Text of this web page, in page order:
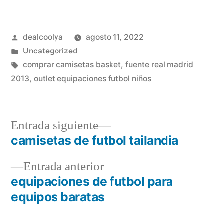
Publicado
por
dealcoolya
agosto 11, 2022
Publicado
en
Uncategorized
Etiquetas:
comprar camisetas basket, fuente real madrid
2013, outlet equipaciones futbol niños
Navegación
de
entradas
Entrada anteriorEntrada
anterior:
equipaciones de futbol para
equipos baratas
Entrada siguiente
Entrada
siguiente:
camisetas de futbol tailandia